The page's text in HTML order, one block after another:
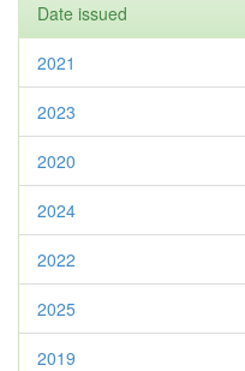
Date issued
2021
2023
2020
2024
2022
2025
2019